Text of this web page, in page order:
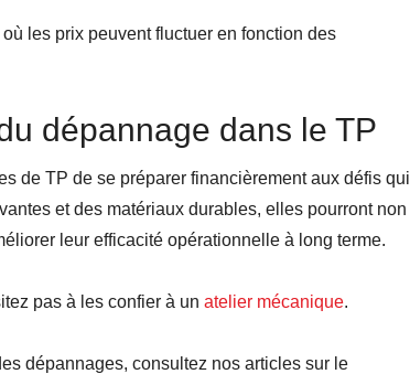
les prix peuvent fluctuer en fonction des
dépannage dans le TP
de TP de se préparer financièrement aux défis qui
et des matériaux durables, elles pourront non
leur efficacité opérationnelle à long terme.
pas à les confier à un atelier mécanique.
dépannages, consultez nos articles sur le